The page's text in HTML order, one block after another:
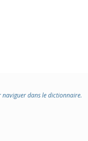
naviguer dans le dictionnaire.